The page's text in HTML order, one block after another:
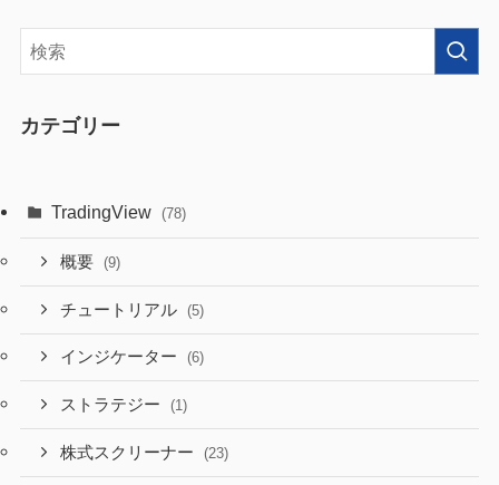
カテゴリー
TradingView (78)
概要 (9)
チュートリアル (5)
インジケーター (6)
ストラテジー (1)
株式スクリーナー (23)